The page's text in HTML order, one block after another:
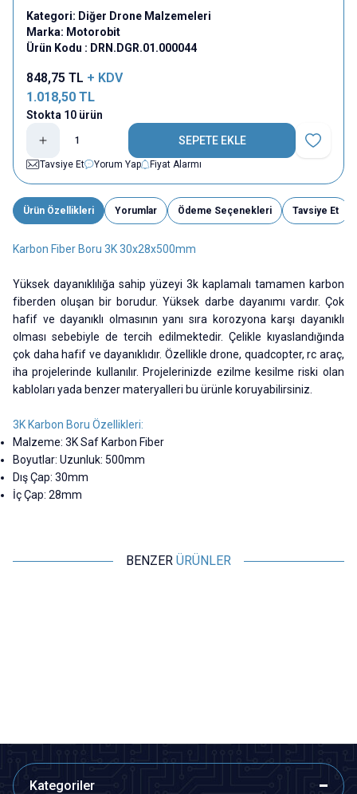
Kategori: Diğer Drone Malzemeleri
Marka: Motorobit
Ürün Kodu : DRN.DGR.01.000044
848,75 TL + KDV
1.018,50 TL
Stokta 10 ürün
SEPETE EKLE
Favoriye
Tavsiye Et
Yorum Yap Fiyat Alarmı
Ürün Özellikleri Yorumlar Ödeme Seçenekleri Tavsiye Et
Karbon Fiber Boru 3K 30x28x500mm
Yüksek dayanıklılığa sahip yüzeyi 3k kaplamalı tamamen karbon
fiberden oluşan bir borudur. Yüksek darbe dayanımı vardır. Çok
hafif ve dayanıklı olmasının yanı sıra korozyona karşı dayanıklı
olması sebebiyle de tercih edilmektedir. Çelikle kıyaslandığında
çok daha hafif ve dayanıklıdır. Özellikle drone, quadcopter, rc araç,
iha projelerinde kullanılır. Projelerinizde ezilme kesilme riski olan
kabloları yada benzer materyalleri bu ürünle koruyabilirsiniz.
3K Karbon Boru Özellikleri:
Malzeme: 3K Saf Karbon Fiber
Boyutlar: Uzunluk: 500mm
Dış Çap: 30mm
İç Çap: 28mm
BENZER ÜRÜNLER
Kategoriler